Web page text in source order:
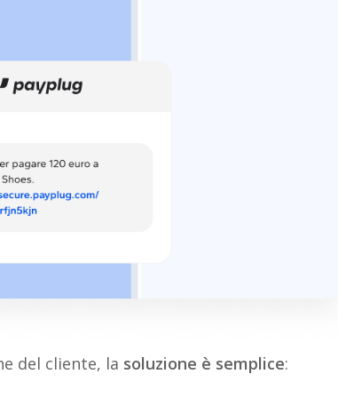
del cliente, la soluzione è semplice: